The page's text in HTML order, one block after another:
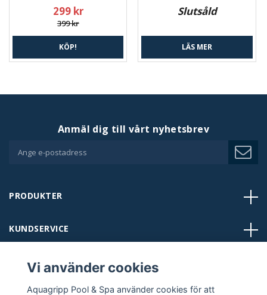
299 kr
399 kr
KÖP!
Slutsåld
LÄS MER
PRODUKTER
Anmäl dig till vårt nyhetsbrev
KUNDSERVICE
BUTIKERVi använder cookies
Aquagripp Pool & Spa använder cookies för att